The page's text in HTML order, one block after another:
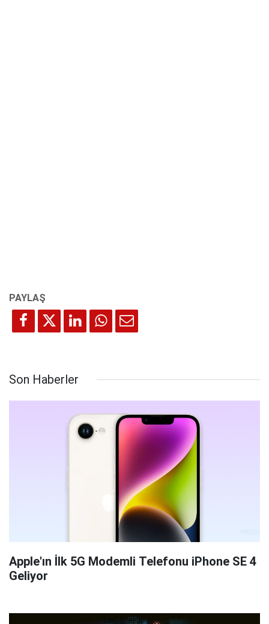
Son Haberler
Apple'ın İlk 5G Modemli Telefonu iPhone SE 4
Geliyor